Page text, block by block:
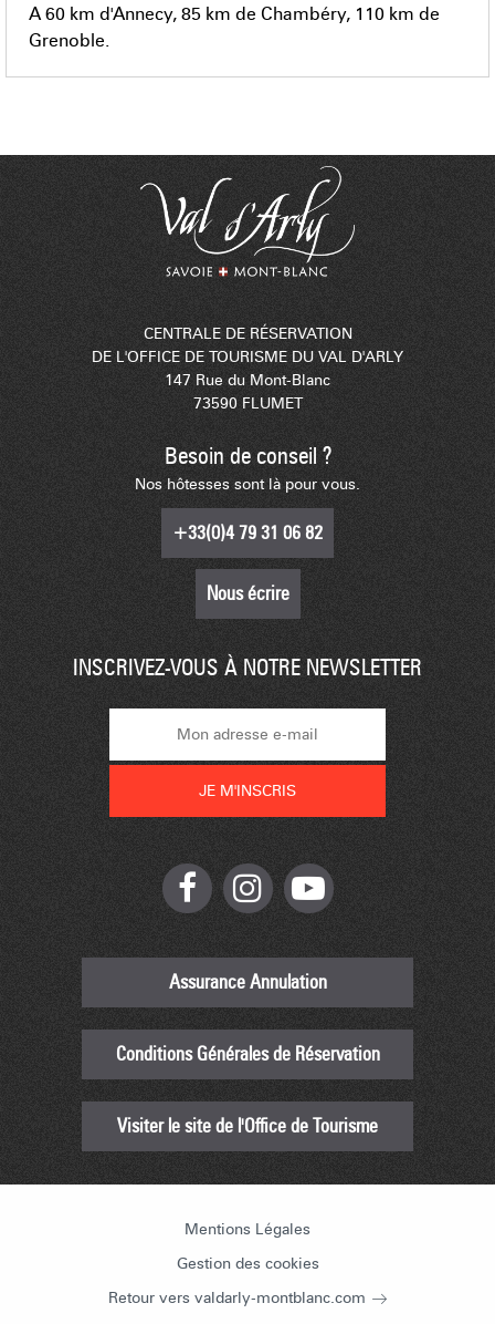
A 60 km d'Annecy, 85 km de Chambéry, 110 km de
Grenoble.
CENTRALE DE RÉSERVATION
DE L'OFFICE DE TOURISME DU VAL D'ARLY
147 Rue du Mont-Blanc
73590 FLUMET
Besoin de conseil ?
Nos hôtesses sont là pour vous.
+33(0)4 79 31 06 82
Nous écrire
INSCRIVEZ-VOUS À NOTRE NEWSLETTER
Assurance Annulation
Conditions Générales de Réservation
Visiter le site de l'Office de Tourisme
Mentions Légales
Gestion des cookies
Retour vers valdarly-montblanc.com